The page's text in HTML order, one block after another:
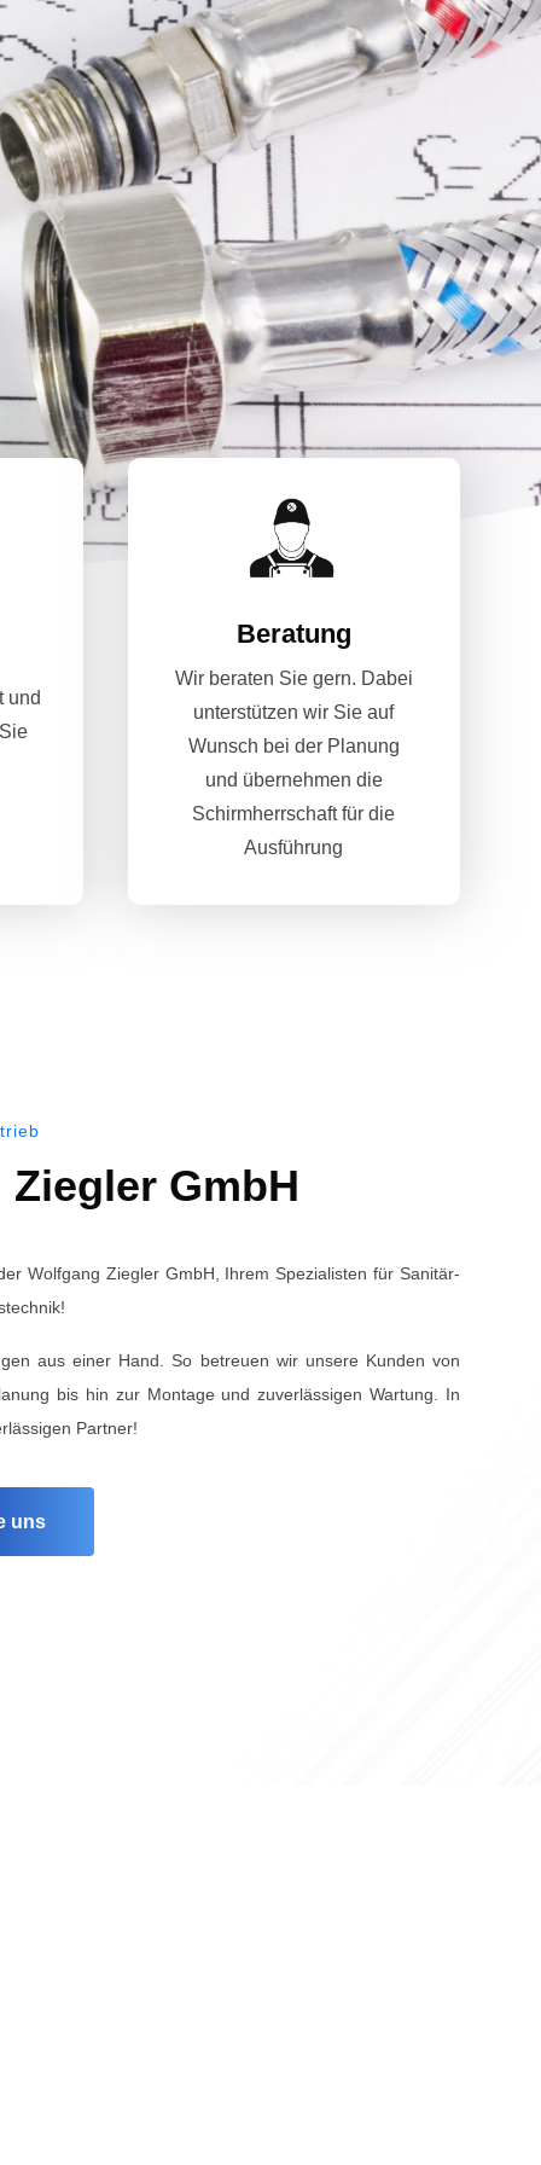
und
Beratung
Wir beraten Sie gern. Dabei
unterstützen wir Sie auf
Wunsch bei der Planung
und übernehmen die
Schirmherrschaft für die
Ausführung
GmbH
Wolfgang Ziegler GmbH, Ihrem Spezialisten für Sanitär-
aus einer Hand. So betreuen wir unsere Kunden von
bis hin zur Montage und zuverlässigen Wartung. In
Partner!
uns